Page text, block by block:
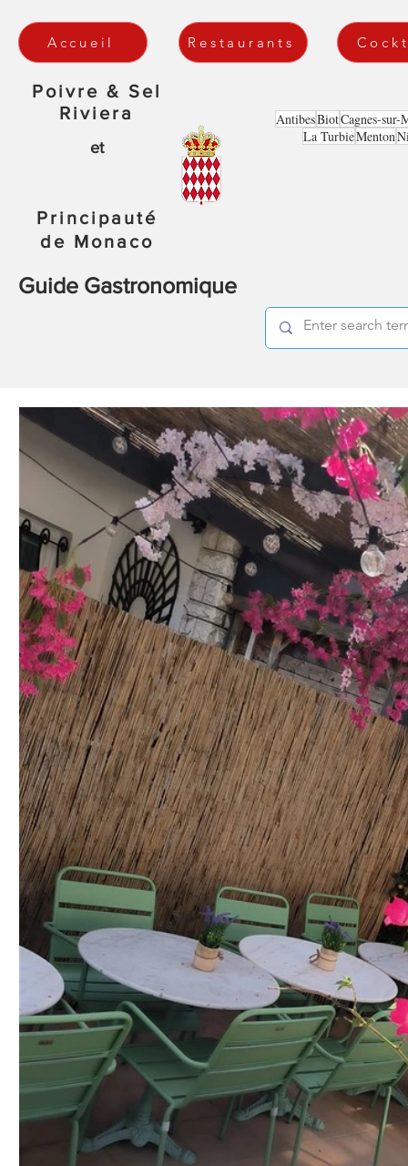
Accueil Restaurants
Poivre & Sel
Riviera
et
Principauté
de Monaco
Guide Gastronomique
AntibesBiotCagnes-sur-
La TurbieMenton